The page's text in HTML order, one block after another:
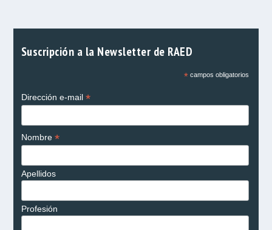
Suscripción a la Newsletter de RAED
*campos obligatorios
Dirección e-mail *
Nombre *
Apellidos
Profesión